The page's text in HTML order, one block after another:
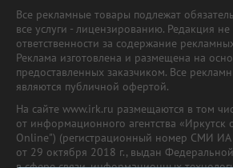
Все рекламные товары подлежат
все услуги - лицензированию. Редакция не
ответственности за содержание
Реклама изготовлена и размещена на
предоставленных заказчиком. Все
являются публичной офертой.
На сайте www.irk.ru размещаются в том
от информационного агентства «Иркутск
Online") (регистрационный номер СМИ
от 29 октября 2018 г., выдан